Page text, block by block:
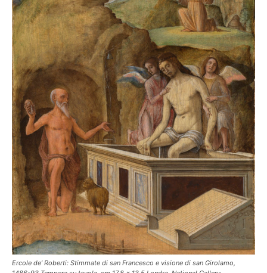
Ercole de’ Roberti: Stimmate di san Francesco e visione di san Girolamo,